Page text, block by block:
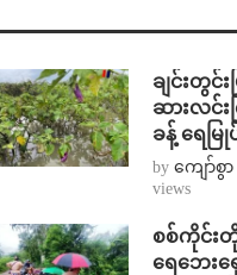
ချင်းတွင်
ဆားလင်
ခန့် ရေမြု
byကျော်စွာ
views
စစ်ကိုင်း
ရေဘေးရှ